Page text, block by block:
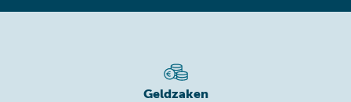
Geldzaken